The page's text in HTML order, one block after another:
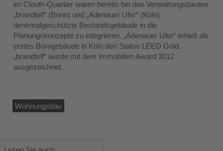
im Clouth-Quartier waren bereits bei den Verwaltungsbauten
„brandtelf“ (Bonn) und „Adenauer Ufer“ (Köln)
denkmalgeschützte Bestandsgebäude in die
Planungskonzepte zu integrieren. „Adenauer Ufer“ erhielt als
erstes Bürogebäude in Köln den Status LEED Gold,
„brandtelf“ wurde mit dem Immobilien Award 2012
ausgezeichnet.
Wohnungsbau